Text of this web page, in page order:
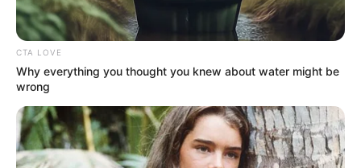
CTA LOVE
Why everything you thought you knew about water might be
wrong